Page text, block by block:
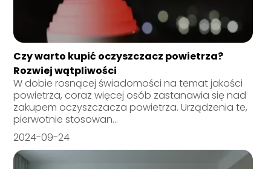
Czy warto kupić oczyszczacz powietrza?
Rozwiej wątpliwości
W dobie rosnącej świadomości na temat jakości
powietrza, coraz więcej osób zastanawia się nad
zakupem oczyszczacza powietrza. Urządzenia te,
pierwotnie stosowan...
2024-09-24